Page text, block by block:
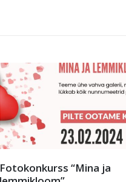
Loodusmaalid